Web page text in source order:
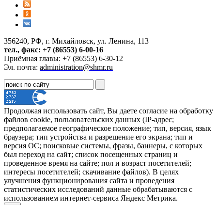
356240, РФ, г. Михайловск, ул. Ленина, 113
тел., факс: +7 (86553) 6-00-16
Приёмная главы: +7 (86553) 6-30-12
Эл. почта: administration@shmr.ru
Продолжая использовать сайт, Вы даете согласие на обработку
файлов cookie, пользовательских данных (IP-адрес;
предполагаемое географическое положение; тип, версия, язык
браузера; тип устройства и разрешение его экрана; тип и
версия ОС; поисковые системы, фразы, баннеры, с которых
был переход на сайт; список посещенных страниц и
проведенное время на сайте; пол и возраст посетителей;
интересы посетителей; скачивание файлов). В целях
улучшения функционирования сайта и проведения
статистических исследований данные обрабатываются с
использованием интернет-сервиса Яндекс Метрика.